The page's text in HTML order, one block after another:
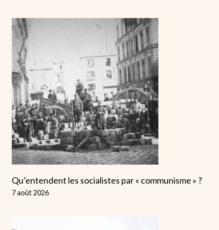
Qu’entendent les socialistes par « communisme » ?
7 août 2026